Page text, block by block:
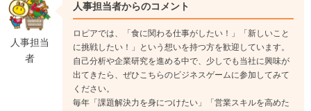
人事担当
者
人事担当者からのコメント
ロピアでは、「食に関わる仕事がしたい！」「新しいこと
に挑戦したい！」という想いを持つ方を歓迎しています。
自己分析や企業研究を進める中で、少しでも当社に興味が
出てきたら、ぜひこちらのビジネスゲームに参加してみて
ください。
毎年「課題解決力を身につけたい」「営業スキルを高めた